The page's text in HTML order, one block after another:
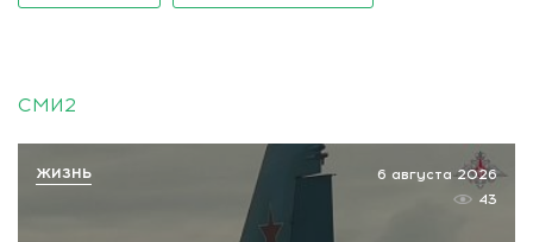
СМИ2
6 августа 2026
43
ЖИЗНЬ